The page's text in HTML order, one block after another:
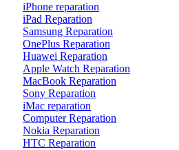
iPhone reparation
iPad Reparation
Samsung Reparation
OnePlus Reparation
Huawei Reparation
Apple Watch Reparation
MacBook Reparation
Sony Reparation
iMac reparation
Computer Reparation
Nokia Reparation
HTC Reparation